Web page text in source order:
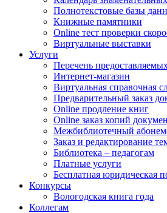
Полнотекстовые базы
Книжные памятники
Online тест проверки
Виртуальные выставки
Услуги
Перечень
Интернет-магазин
Виртуальная справочная
Предварительный заказ
Online продление книг
Online заказ копий
Межбиблиотечный
Заказ и редактирование
Библиотека – педагогам
Платные услуги
Бесплатная юридическая
Конкурсы
Вологодская книга года
Коллегам